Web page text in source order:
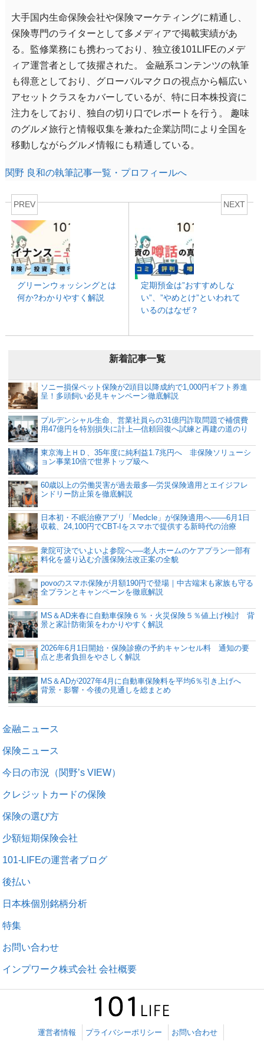
大手国内生命保険会社や保険マーケティングに精通し、
保険専門のライターとして多メディアで掲載実績があ
る。監修業務にも携わっており、独立後101LIFEのメデ
ィア運営者として抜擢された。 金融系コンテンツの執筆
も得意としており、グローバルマクロの視点から幅広い
アセットクラスをカバーしているが、特に日本株投資に
注力をしており、独自の切り口でレポートを行う。 趣味
のグルメ旅行と情報収集を兼ねた企業訪問により全国を
移動しながらグルメ情報にも精通している。
関野 良和の執筆記事一覧・プロフィールへ
PREV
グリーンウォッシングとは
何か?わかりやすく解説
NEXT
定期預金は”おすすめしな
い”、”やめとけ”といわれて
いるのはなぜ？
新着記事一覧
ソニー損保ペット保険が2頭目以降成約で1,000円ギフト券進
呈！多頭飼い必見キャンペーン徹底解説
プルデンシャル生命、営業社員らの31億円詐取問題で補償費
用47億円を特別損失に計上―信頼回復へ試練と再建の道のり
東京海上ＨＤ、35年度に純利益1.7兆円へ 非保険ソリューシ
ョン事業10倍で世界トップ級へ
60歳以上の労働災害が過去最多―労災保険適用とエイジフレ
ンドリー防止策を徹底解説
日本初・不眠治療アプリ「Medcle」が保険適用へ――6月1日
収載、24,100円でCBT-Iをスマホで提供する新時代の治療
衆院可決でいよいよ参院へ──老人ホームのケアプラン一部有
料化を盛り込む介護保険法改正案の全貌
povoのスマホ保険が月額190円で登場｜中古端末も家族も守る
全プランとキャンペーンを徹底解説
MS＆AD来春に自動車保険６％・火災保険５％値上げ検討 背
景と家計防衛策をわかりやすく解説
2026年6月1日開始・保険診療の予約キャンセル料 通知の要
点と患者負担をやさしく解説
MS＆ADが2027年4月に自動車保険料を平均6％引き上げへ
背景・影響・今後の見通しを総まとめ
金融ニュース
保険ニュース
今日の市況（関野’s VIEW）
クレジットカードの保険
保険の選び方
少額短期保険会社
101-LIFEの運営者ブログ
後払い
日本株個別銘柄分析
特集
お問い合わせ
インプワーク株式会社 会社概要
運営者情報 プライバシーポリシー お問い合わせ